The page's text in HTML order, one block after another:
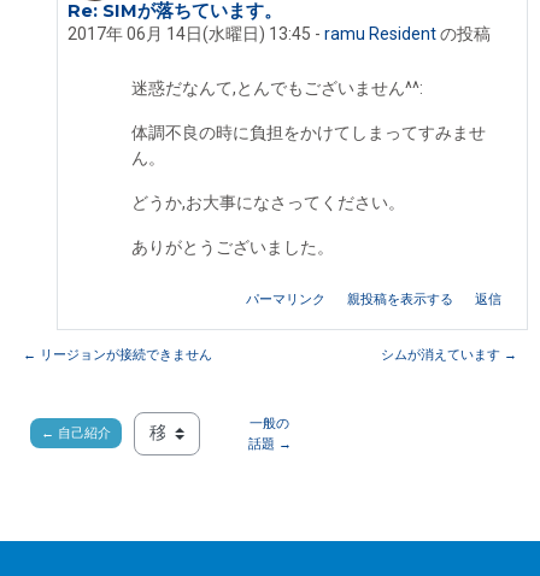
Iseki Fumikazu への返信
Re: SIMが落ちています。
2017年 06月 14日(水曜日) 13:45 -ramu Residentの投稿
迷惑だなんて,とんでもございません^^:
体調不良の時に負担をかけてしまってすみませ
ん。
どうか,お大事になさってください。
ありがとうございました。
パーマリンク 親投稿を表示する 返信
← リージョンが接続できません シムが消えています →
← 自己紹介
移動 ...
一般の
話題 →